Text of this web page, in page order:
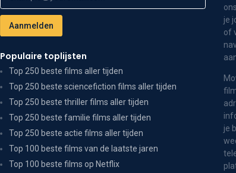
Populaire toplijsten
Top 250 beste films aller tijden
Top 250 beste sciencefiction films aller tijden
Top 250 beste thriller films aller tijden
Top 250 beste familie films aller tijden
Top 250 beste actie films aller tijden
Top 100 beste films van de laatste jaren
Top 100 beste films op Netflix
je
of
je